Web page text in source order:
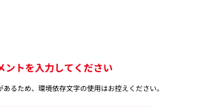
ントを入力してください
るため、環境依存文字の使用はお控えください。​